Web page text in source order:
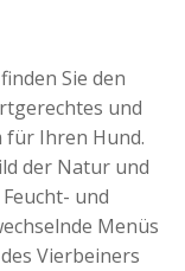
Sie den
und
Ihren Hund.
der Natur und
und
Menüs
Vierbeiners